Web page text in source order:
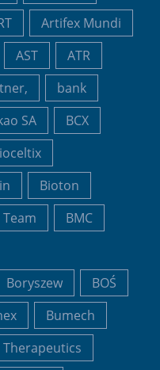
Artifex Mundi
AST
ATR
bank
SA
BCX
Bioton
BMC
Boryszew
BOŚ
Bumech